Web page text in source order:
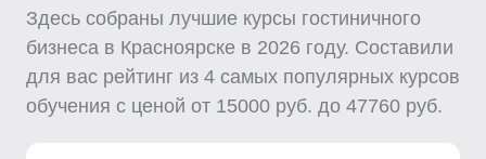
Здесь собраны лучшие курсы гостиничного
бизнеса в Красноярске в 2026 году. Составили
для вас рейтинг из 4 самых популярных курсов
обучения с ценой от 15000 руб. до 47760 руб.